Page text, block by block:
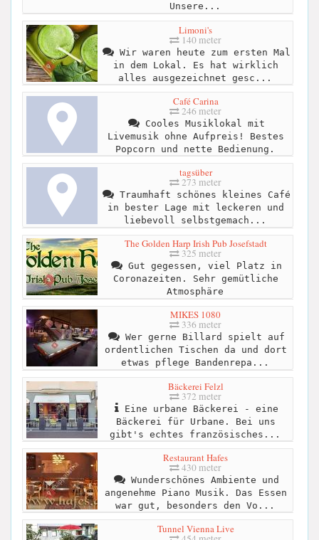
Unsere...
Limoni's
140 meter
Wir waren heute zum ersten Mal
in dem Lokal. Es hat wirklich
alles ausgezeichnet gesc...
Café Carina
246 meter
Cooles Musiklokal mit
Livemusik ohne Aufpreis! Bestes
Popcorn und nette Bedienung.
tagsüber
273 meter
Traumhaft schönes kleines Café
in bester Lage mit leckeren und
liebevoll selbstgemach...
The Golden Harp Irish Pub Josefstadt
325 meter
Gut gegessen, viel Platz in
Coronazeiten. Sehr gemütliche
Atmosphäre
MIKES 1080
336 meter
Wer gerne Billard spielt auf
ordentlichen Tischen da und dort
etwas pflege Bandenrepa...
Bäckerei Felzl
372 meter
Eine urbane Bäckerei - eine
Bäckerei für Urbane. Bei uns
gibt's echtes französisches...
Restaurant Hafes
430 meter
Wunderschönes Ambiente und
angenehme Piano Musik. Das Essen
war gut, besonders den Vo...
Tunnel Vienna Live